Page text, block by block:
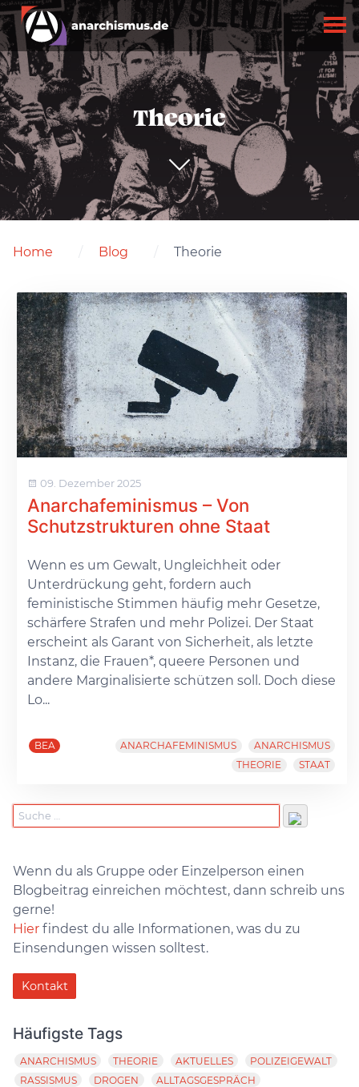
Theorie
Home Blog Theorie
09. Dezember 2025
Anarchafeminismus – Von
Schutzstrukturen ohne Staat
Wenn es um Gewalt, Ungleichheit oder
Unterdrückung geht, fordern auch
feministische Stimmen häufig mehr Gesetze,
schärfere Strafen und mehr Polizei. Der Staat
erscheint als Garant von Sicherheit, als letzte
Instanz, die Frauen*, queere Personen und
andere Marginalisierte schützen soll. Doch diese
Lo...
BEA ANARCHAFEMINISMUS
ANARCHISMUS
THEORIE
STAAT
Wenn du als Gruppe oder Einzelperson einen
Blogbeitrag einreichen möchtest, dann schreib uns
gerne!
Hier findest du alle Informationen, was du zu
Einsendungen wissen solltest.
Kontakt
Häufigste Tags
ANARCHISMUS THEORIE AKTUELLES
POLIZEIGEWALT
RASSISMUS
DROGEN
ALLTAGSGESPRÄCH